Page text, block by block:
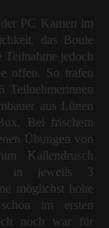
PC Kamen im
das Boule
Teilnahme jedoch
offen. So trafen
Teilnehmerinnen
aus Lünen
Bei frischem
Übungen von
Kallendrusch
in jeweils 3
möglichst hohe
im ersten
noch war für